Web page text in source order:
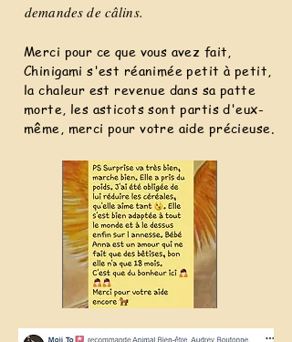
demandes de câlins.
Merci pour ce que vous avez fait,
Chinigami s'est réanimée petit à petit,
la chaleur est revenue dans sa patte
morte, les asticots sont partis d'eux-
même, merci pour votre aide précieuse.